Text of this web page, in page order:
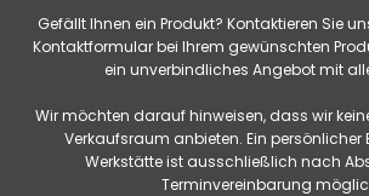
Gefällt Ihnen ein Produkt? Kontaktieren Sie
Kontaktformular bei Ihrem gewünschten
ein unverbindliches Angebot mit
Wir möchten darauf hinweisen, dass wir
Verkaufsraum anbieten. Ein persönlicher
Werkstätte ist ausschließlich nach
Terminvereinbarung